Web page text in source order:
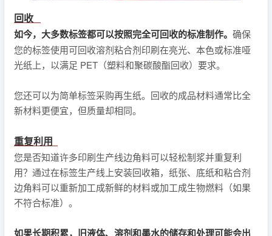
回收
如今，大多数标签都可以按照完全可回收的标准制作。 确保
您的标签使用可回收溶剂粘合剂印刷在亮光、本色或标准哑
光纸上，以满足 PET（塑料和聚碳酸酯回收）要求。
您还可以为简单标签采购再生纸。回收的成品材料通常比全
新材料更便宜，但质量却相同。
重复利用
您是否知道许多印刷生产线边角料可以轻松制浆并重复利
用？通过在标签生产线上安装回收箱，纸张、底纸和粘合剂
边角料可以重新加工成新鲜的材料或加工成生物燃料（如果
不符合标准）。
如果长期积累，旧液体、溶剂和墨水的储存和处理可能会出